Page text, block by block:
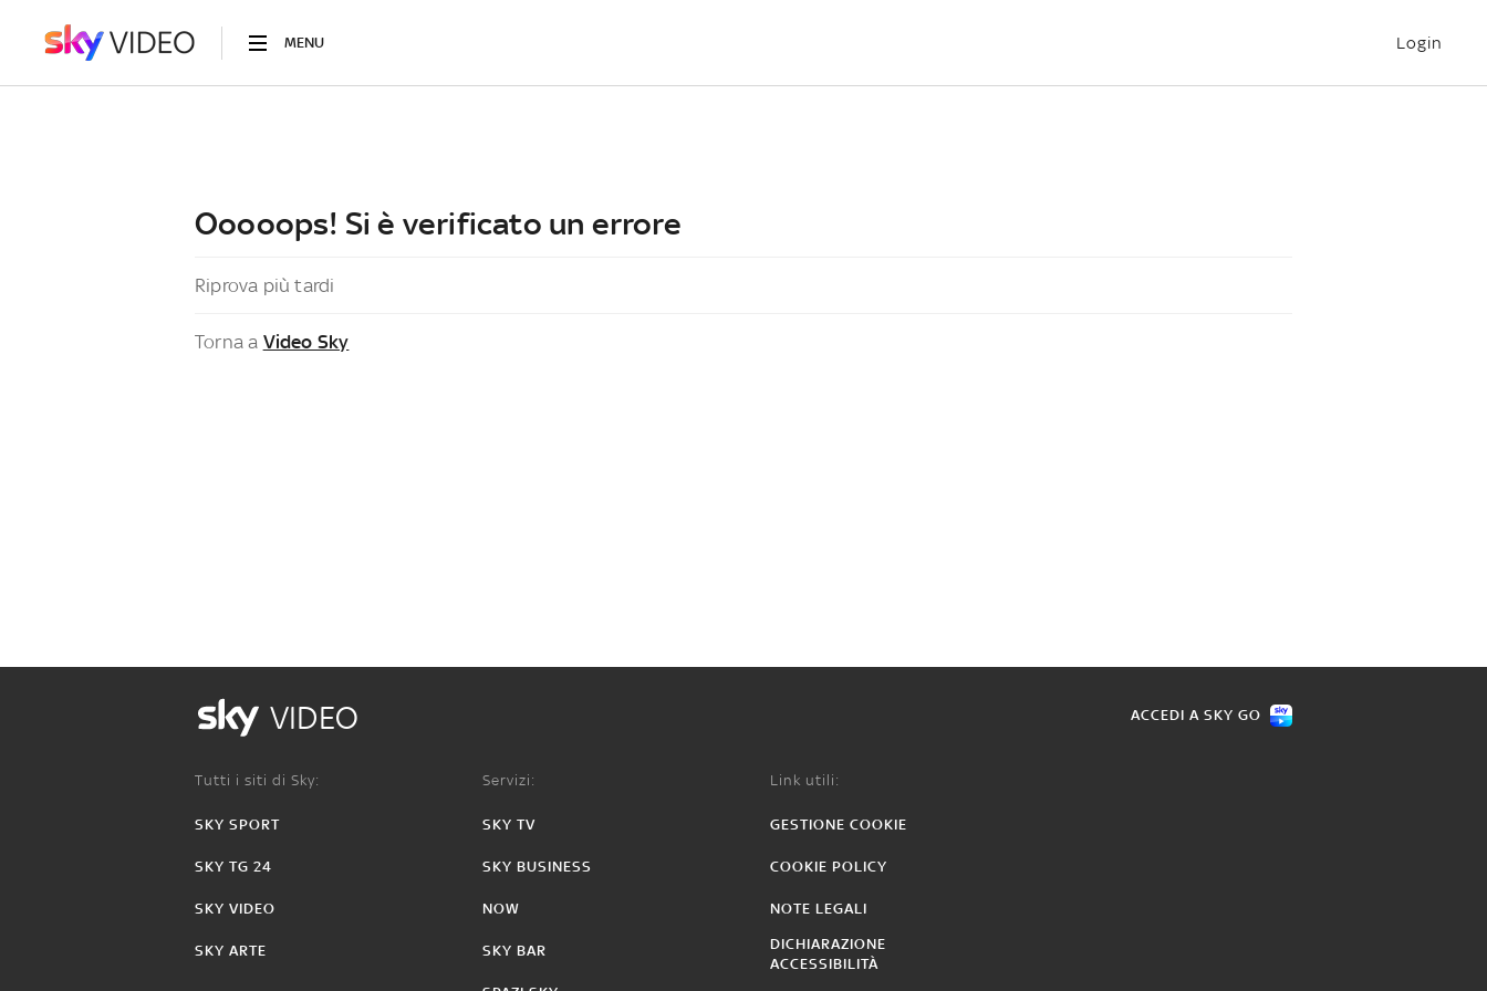
MENU Login
Ooooops! Si è verificato un errore
Riprova più tardi
Torna a Video Sky
VIDEO ACCEDI A SKY GO
Tutti i siti di Sky:
SKY SPORT
SKY TG 24
SKY VIDEO
SKY ARTE
Servizi:
SKY TV
SKY BUSINESS
NOW
SKY BAR
Link utili:
GESTIONE COOKIE
COOKIE POLICY
NOTE LEGALI
DICHIARAZIONE
ACCESSIBILITÀ